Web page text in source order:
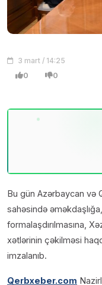
3 mart / 14:25
0 0
Bu gün Azərbaycan və
sahəsində
formalaşdırılmasına,
xətlərinin çəkilməsi
imzalanıb.
Qerbxeber.com